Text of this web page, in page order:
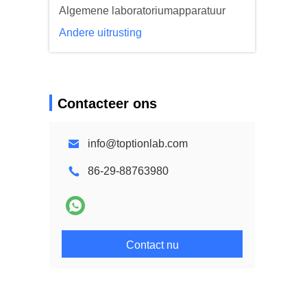
Algemene laboratoriumapparatuur
Andere uitrusting
Contacteer ons
info@toptionlab.com
86-29-88763980
Contact nu